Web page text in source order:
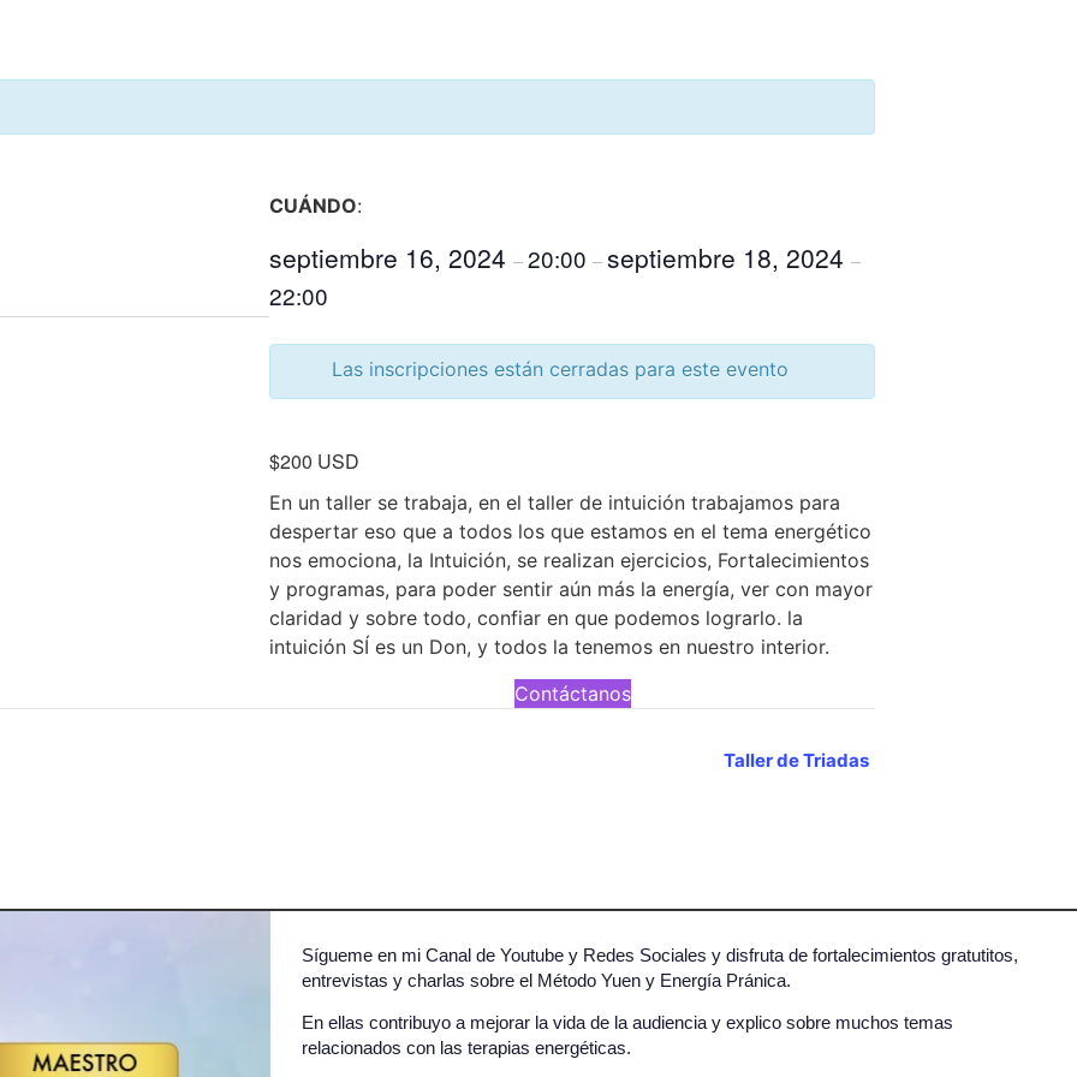
CUÁNDO:
septiembre 16, 2024 –20:00 –septiembre 18, 2024 –
22:00
Las inscripciones están cerradas para este evento
$200 USD
En un taller se trabaja, en el taller de intuición trabajamos para
despertar eso que a todos los que estamos en el tema energético
nos emociona, la Intuición, se realizan ejercicios, Fortalecimientos
y programas, para poder sentir aún más la energía, ver con mayor
claridad y sobre todo, confiar en que podemos lograrlo. la
intuición SÍ es un Don, y todos la tenemos en nuestro interior.
Contáctanos
Taller de Triadas
Sígueme en mi Canal de Youtube y Redes Sociales y disfruta de fortalecimientos gratutitos,
entrevistas y charlas sobre el Método Yuen y Energía Pránica.
En ellas contribuyo a mejorar la vida de la audiencia y explico sobre muchos temas
relacionados con las terapias energéticas.